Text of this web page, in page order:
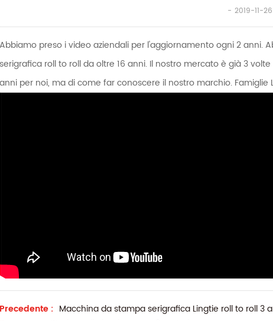
2019-11-26
Abbiamo preso i video aziendali per l'aggiornamento ogni 2 anni.
serigrafica roll to roll da oltre 16 anni. Il nostro mercato è già 3
anni per noi, ma di come far conoscere il nostro marchio.
Precedente : Macchina da stampa serigrafica Lingtie roll to roll 3